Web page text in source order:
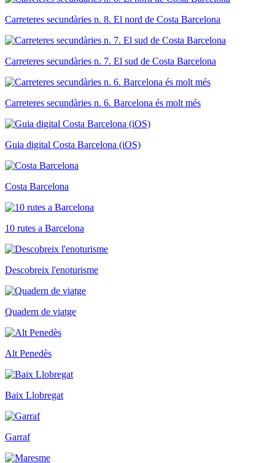
Carreteres secundàries n. 8. El nord de Costa Barcelona
Carreteres secundàries n. 7. El sud de Costa Barcelona
Carreteres secundàries n. 6. Barcelona és molt més
Guia digital Costa Barcelona (iOS)
Costa Barcelona
10 rutes a Barcelona
Descobreix l'enoturisme
Quadern de viatge
Alt Penedès
Baix Llobregat
Garraf